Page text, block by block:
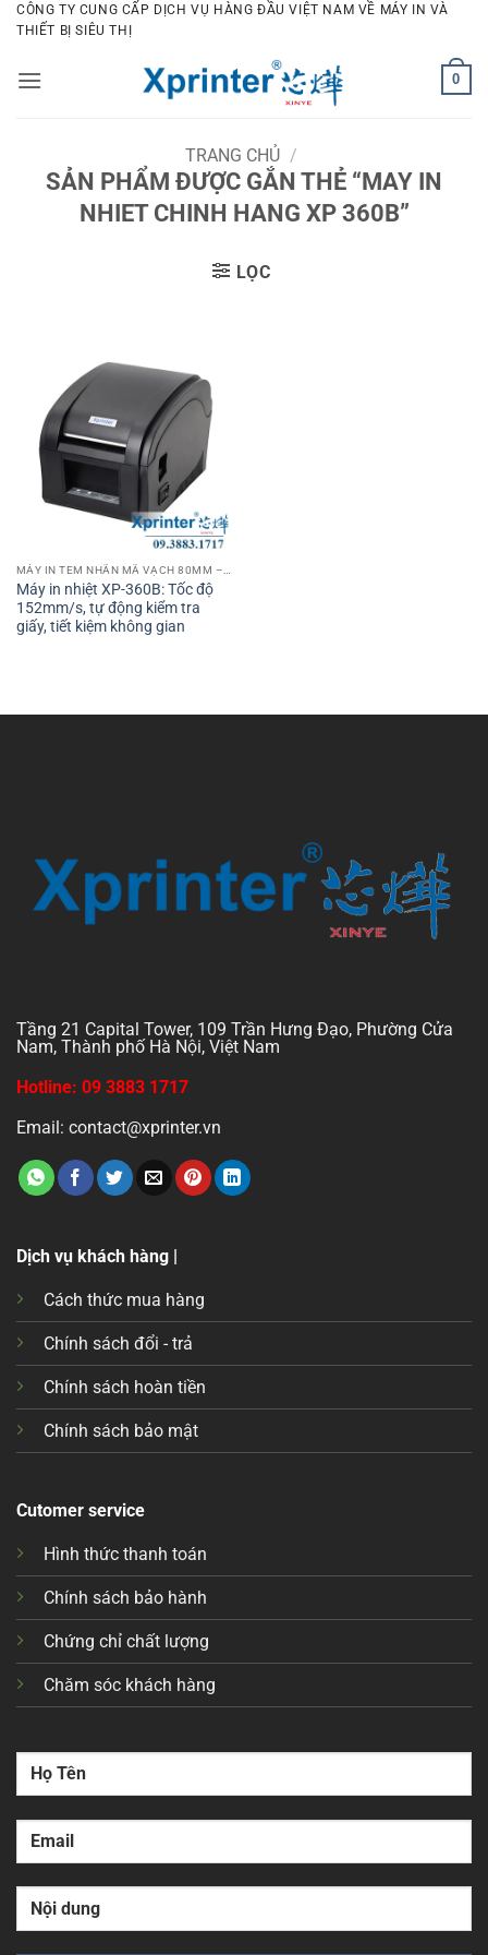
Bỏ
qua
dung
CÔNG TY CUNG CẤP DỊCH VỤ HÀNG ĐẦU VIỆT NAM VỀ MÁY IN VÀ
THIẾT BỊ SIÊU THỊ
0
TRANG CHỦ /
SẢN PHẨM ĐƯỢC GẮN THẺ “MAY IN
NHIET CHINH HANG XP 360B”
LỌC
Máy in nhiệt XP-360B: Tốc độ
152mm/s, tự động kiểm tra
giấy, tiết kiệm không gian
Tầng 21 Capital Tower, 109 Trần Hưng Đạo, Phường Cửa
Nam, Thành phố Hà Nội, Việt Nam
Hotline: 09 3883 1717
Email: contact@xprinter.vn
Dịch vụ khách hàng |
Cách thức mua hàng
Chính sách đổi - trả
Chính sách hoàn tiền
Chính sách bảo mật
Cutomer service
Hình thức thanh toán
Chính sách bảo hành
Chứng chỉ chất lượng
Chăm sóc khách hàng